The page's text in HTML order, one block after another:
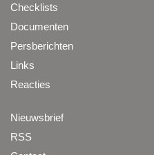
Checklists
Documenten
Persberichten
Links
Reacties
Nieuwsbrief
RSS